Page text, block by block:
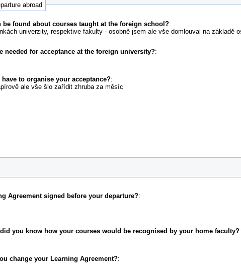
abroad
be found about courses taught at the foreign school?:
univerzity, respektive fakulty - osobně jsem ale vše domlouval na základě
needed for acceptance at the foreign university?:
to organise your acceptance?:
ale vše šlo zařídit zhruba za měsíc
Agreement signed before your departure?:
you know how your courses would be recognised by your home faculty?
change your Learning Agreement?: